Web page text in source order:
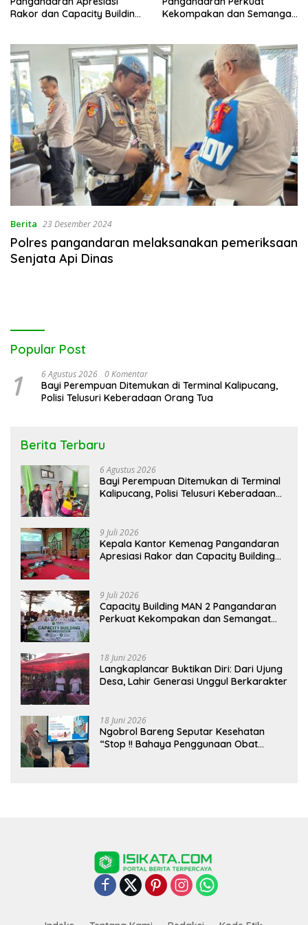
Rakor dan Capacity Building
Antar Lini
Kekompakan dan Semangat
Berita 23 Desember 2024
Polres pangandaran melaksanakan pemeriksaan
Senjata Api Dinas
Popular Post
1 6 Agustus 2026 0 Komentar
Bayi Perempuan Ditemukan di Terminal Kalipucang,
Polisi Telusuri Keberadaan Orang Tua
Berita Terbaru
6 Agustus 2026
Bayi Perempuan Ditemukan di Terminal
Kalipucang, Polisi Telusuri Keberadaan
9 Juli 2026
Kepala Kantor Kemenag Pangandaran
Apresiasi Rakor dan Capacity Building
9 Juli 2026
Capacity Building MAN 2 Pangandaran
Perkuat Kekompakan dan Semangat
18 Juni 2026
Langkaplancar Buktikan Diri: Dari Ujung
Desa, Lahir Generasi Unggul Berkarakter
18 Juni 2026
Ngobrol Bareng Seputar Kesehatan
“Stop !! Bahaya Penggunaan Obat